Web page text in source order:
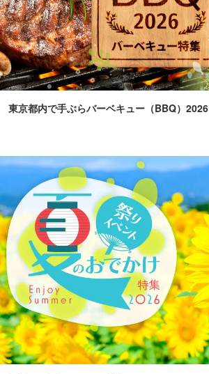
東京都内で手ぶらバーベキュー（BBQ）2026